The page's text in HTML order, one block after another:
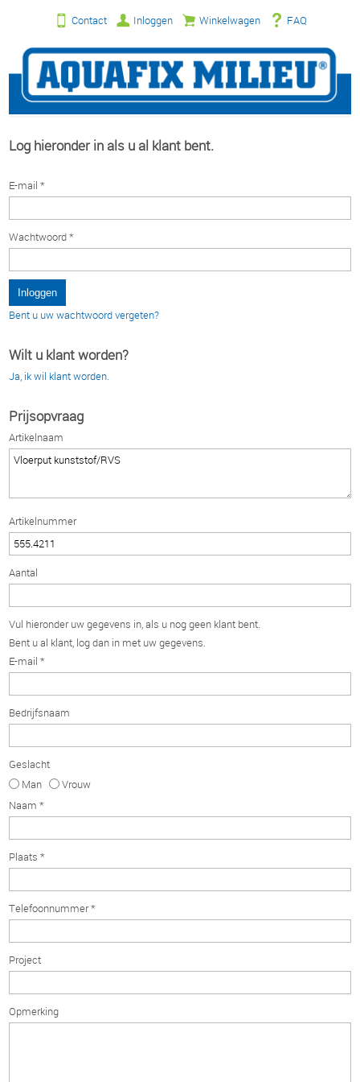
Contact Inloggen Winkelwagen FAQ
Log hieronder in als u al klant bent.
E-mail *
Wachtwoord *
Bent u uw wachtwoord vergeten?
Wilt u klant worden?
Ja, ik wil klant worden.
Prijsopvraag
Artikelnaam
Artikelnummer
Aantal
Vul hieronder uw gegevens in, als u nog geen klant bent.
Bent u al klant, log dan in met uw gegevens.
E-mail *
Bedrijfsnaam
Geslacht
Man
Vrouw
Naam *
Plaats *
Telefoonnummer *
Project
Opmerking